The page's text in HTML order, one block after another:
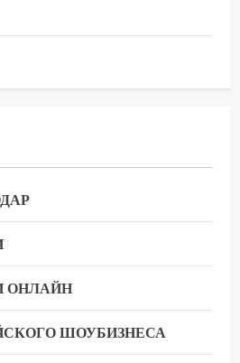
ОНЛАЙН
ШОУБИЗНЕСА